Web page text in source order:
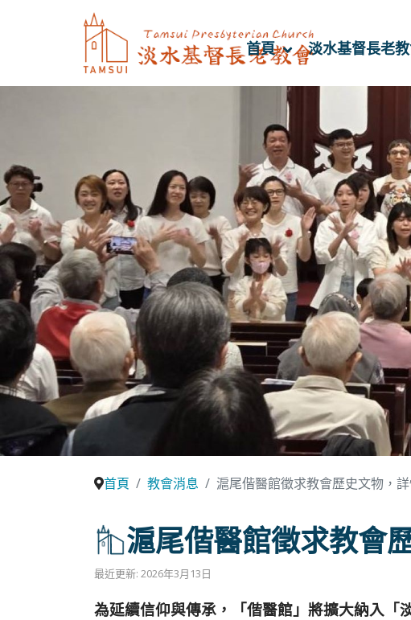
首頁 淡水基督長老
首頁 教會消息 滬尾偕醫館徵求教會歷史文物，
滬尾偕醫館徵求教會
最近更新: 2026年3月13日
為延續信仰與傳承，「偕醫館」將擴大納入「